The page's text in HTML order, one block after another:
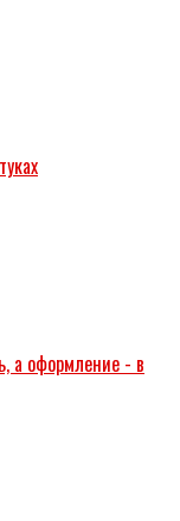
а оформление - в